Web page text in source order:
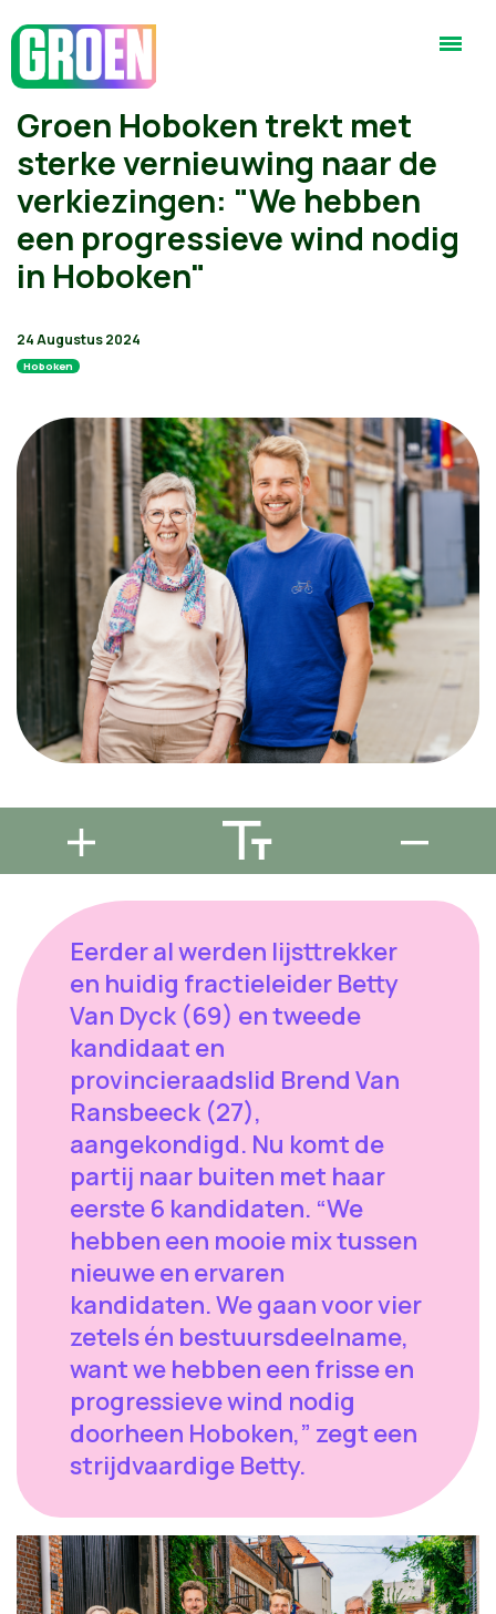
Groen Hoboken trekt met
sterke vernieuwing naar de
verkiezingen: "We hebben
een progressieve wind nodig
in Hoboken"
24 Augustus 2024
Hoboken
Eerder al werden lijsttrekker
en huidig fractieleider Betty
Van Dyck (69) en tweede
kandidaat en
provincieraadslid Brend Van
Ransbeeck (27),
aangekondigd. Nu komt de
partij naar buiten met haar
eerste 6 kandidaten. “We
hebben een mooie mix tussen
nieuwe en ervaren
kandidaten. We gaan voor vier
zetels én bestuursdeelname,
want we hebben een frisse en
progressieve wind nodig
doorheen Hoboken,” zegt een
strijdvaardige Betty.